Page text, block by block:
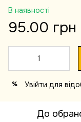
В наявності
95.00 грн
% Увійти для
До